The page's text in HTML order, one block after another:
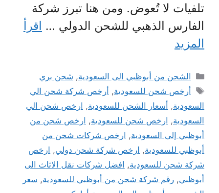
تلفيات لا تُعوض. ومن هنا تبرز شركة
الفارس الذهبي للشحن الدولي … اقرأ
المزيد
التصنيفات
الشحن من أبوظبي الى السعودية, شحن بري
الوسوم
أرخص شحن للسعودية, أرخص شركة شحن الي
السعودية, أسعار الشحن للسعودية, ارخص شحن الي
السعودية, ارخص شحن للسعودية, ارخص شحن من
أبوظبي إلى السعودية, ارخص شركات شحن من
أبوظبي للسعودية, ارخص شركة شحن دولي, ارخص
شركة شحن للسعودية, افضل شركات نقل الاثاث الى
أبوظبي, رقم شركة شحن من أبوظبي للسعودية, سعر